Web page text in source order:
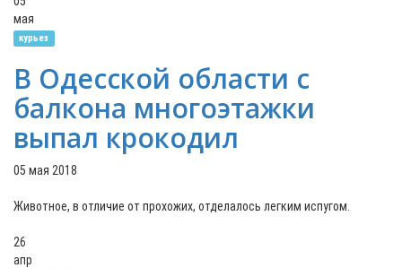
мая
курьез
В Одесской области с
балкона многоэтажки
выпал крокодил
05 мая 2018
Животное, в отличие от прохожих, отделалось легким испугом.
26
апр